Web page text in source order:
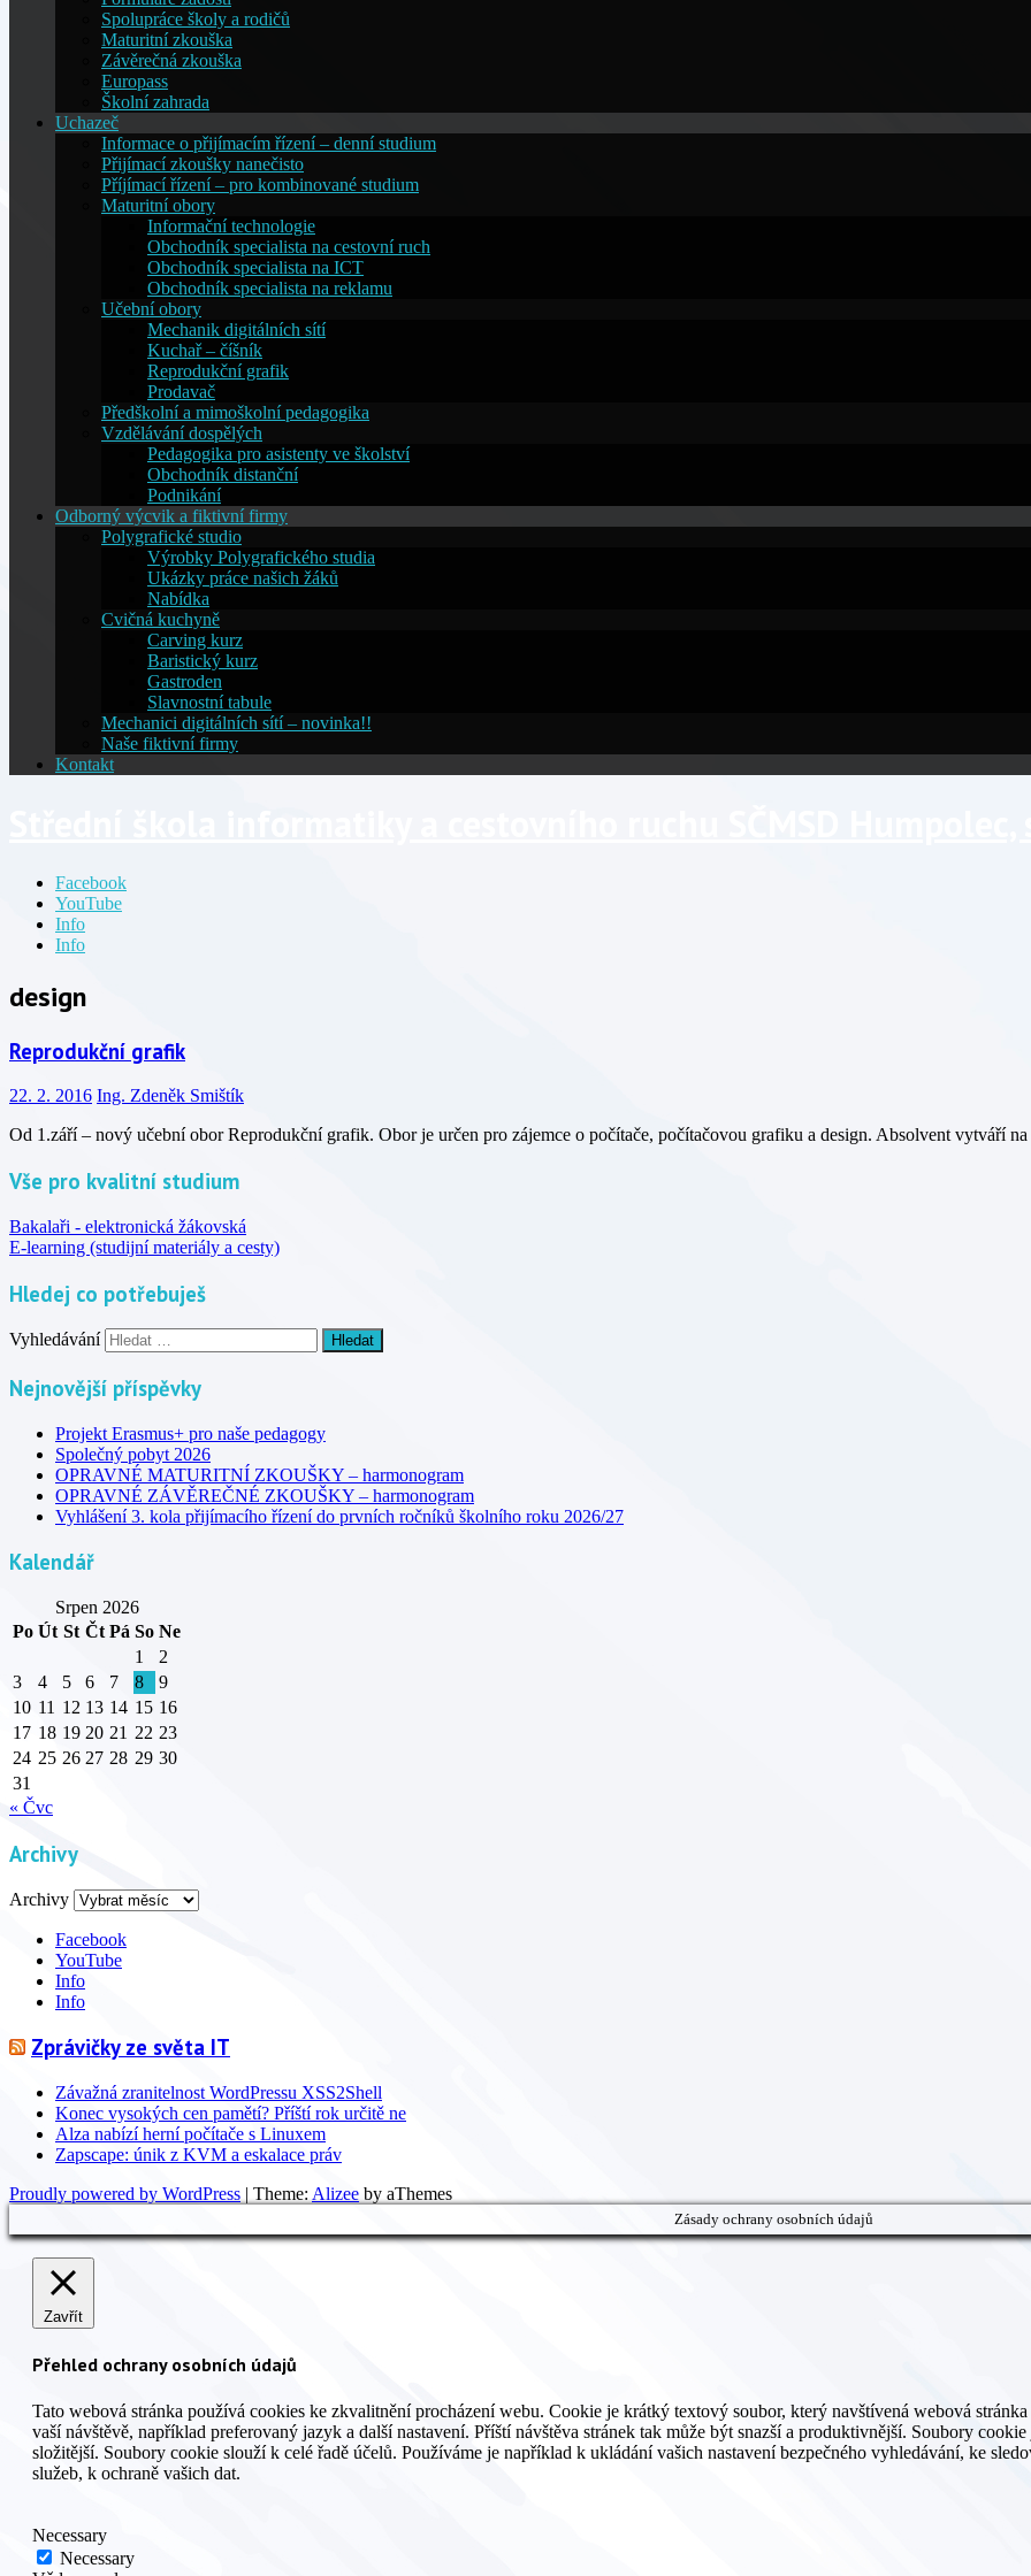
Spolupráce školy a rodičů
Maturitní zkouška
Závěrečná zkouška
Europass
Školní zahrada
Uchazeč
Informace o přijímacím řízení – denní studium
Přijímací zkoušky nanečisto
Příjímací řízení – pro kombinované studium
Maturitní obory
Informační technologie
Obchodník specialista na cestovní ruch
Obchodník specialista na ICT
Obchodník specialista na reklamu
Učební obory
Mechanik digitálních sítí
Kuchař – číšník
Reprodukční grafik
Prodavač
Předškolní a mimoškolní pedagogika
Vzdělávání dospělých
Pedagogika pro asistenty ve školství
Obchodník distanční
Podnikání
Odborný výcvik a fiktivní firmy
Polygrafické studio
Výrobky Polygrafického studia
Ukázky práce našich žáků
Nabídka
Cvičná kuchyně
Carving kurz
Baristický kurz
Gastroden
Slavnostní tabule
Mechanici digitálních sítí – novinka!!
Naše fiktivní firmy
Kontakt
Facebook
YouTube
Info
Info
design
Reprodukční grafik
22. 2. 2016 Ing. Zdeněk Smištík
Od 1.září – nový učební obor Reprodukční grafik. Obor je určen pro zájemce o počítače, počítačovou grafiku a design. Absolvent vytváří
Vše pro kvalitní studium
Bakalaři - elektronická žákovská
E-learning (studijní materiály a cesty)
Hledej co potřebuješ
Vyhledávání
Nejnovější příspěvky
Projekt Erasmus+ pro naše pedagogy
Společný pobyt 2026
OPRAVNÉ MATURITNÍ ZKOUŠKY – harmonogram
OPRAVNÉ ZÁVĚREČNÉ ZKOUŠKY – harmonogram
Vyhlášení 3. kola přijímacího řízení do prvních ročníků školního roku 2026/27
Kalendář
Srpen 2026
Po Út St Čt Pá So Ne
1
2
3
4 5 6 7 8
9
10 11 12 13 14 15 16
17 18 19 20 21 22 23
24 25 26 27 28 29 30
31
« Čvc
Archivy
Archivy
Facebook
YouTube
Info
Info
Zprávičky ze světa IT
Závažná zranitelnost WordPressu XSS2Shell
Konec vysokých cen pamětí? Příští rok určitě ne
Alza nabízí herní počítače s Linuxem
Zapscape: únik z KVM a eskalace práv
Proudly powered by WordPress | Theme: Alizee by aThemes
Zásady ochrany osobních údajů
Zavřít
Přehled ochrany osobních údajů
Tato webová stránka používá cookies ke zkvalitnění procházení webu. Cookie je krátký textový soubor, který navštívená webová
vaší návštěvě, například preferovaný jazyk a další nastavení. Příští návštěva stránek tak může být snazší a produktivnější. Soubory
složitější. Soubory cookie slouží k celé řadě účelů. Používáme je například k ukládání vašich nastavení bezpečného vyhledávání, ke
služeb, k ochraně vašich dat.
Necessary
Necessary